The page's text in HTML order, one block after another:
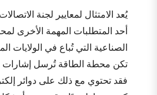
أحد المتطلبات المهمة الأخرى
الصناعية التي تُباع في الولايات
تكن محطة الطاقة تُرسل إشارات
فقد تحتوي مع ذلك على دوائر